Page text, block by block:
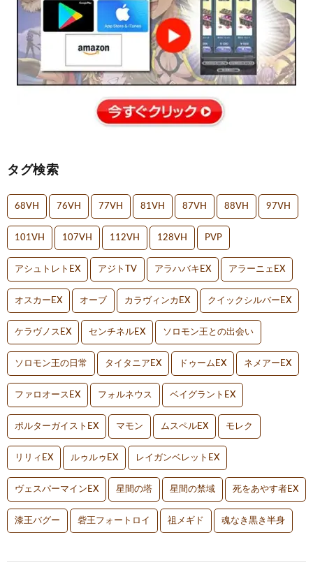
タグ検索
68VH 76VH 77VH 81VH 87VH 88VH 97VH
101VH 107VH 112VH 128VH PVP
アシュトレトEX アジトTV アラハバキEX アラーニェEX
オスカーEX オーブ カラヴィンカEX クイックシルバーEX
ケラヴノスEX センチネルEX ソロモン王との出会い
ソロモン王の日常 タイタニアEX ドゥームEX ネメアーEX
ファロオースEX フォルネウス ベイグラントEX
ポルターガイストEX マモン ムスペルEX モレク
リリィEX ルゥルゥEX レイガンベレットEX
ヴェスパーマインEX 星間の塔 星間の禁域 死をあやす者EX
漆王バグー 砦王フォートロイ 祖メギド 魂なき黒き半身